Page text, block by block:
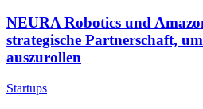
NEURA Robotics und
strategische Partnerschaft,
auszurollen
Startups